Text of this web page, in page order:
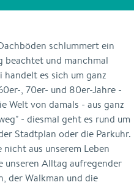
schlummert ein
beachtet und manchmal
handelt es sich um ganz
, 70er- und 80er-Jahre -
Welt von damals - aus ganz
- diesmal geht es rund um
Stadtplan oder die Parkuhr.
aus unserem Leben
unseren Alltag aufregender
der Walkman und die